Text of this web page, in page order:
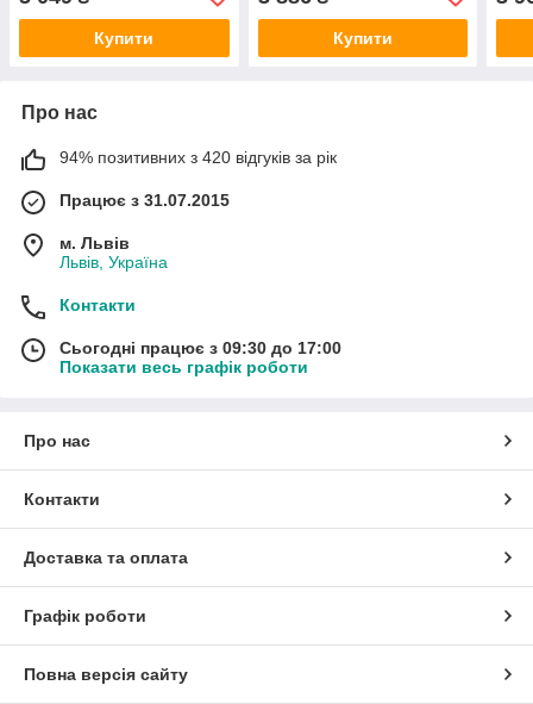
Купити Купити
Про нас
94% позитивних з 420 відгуків за рік
Працює з 31.07.2015
м. Львів
Львів, Україна
Контакти
Сьогодні працює з 09:30 до 17:00
Показати весь графік роботи
Про нас
Контакти
Доставка та оплата
Графік роботи
Повна версія сайту